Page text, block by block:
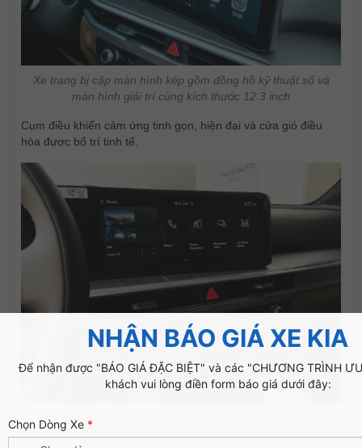
Xe trang bị cặp màn hình kép gồm đồng hồ kỹ thuật số và
màn hình giải trí cùng kích thước 12.3 inch
Cụm điều khiển cảm ứng tinh gọn, hiện đại và cửa gió điều
hòa được bố trí tinh tế.
Cụm điều khiển cảm ứng tinh gọn, hiện đại và cửa gió điều
hòa được bố trí tinh tế
NHẬN BÁO GIÁ XE KIA
Để nhận được "BÁO GIÁ ĐẶC BIỆT" và các "CHƯƠNG TRÌNH
khách vui lòng điền form báo giá dưới đây:
Chọn Dòng Xe *